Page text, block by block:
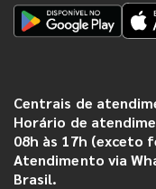
Centrais de
Horário de
08h às 17h (exceto
Atendimento via
Brasil.